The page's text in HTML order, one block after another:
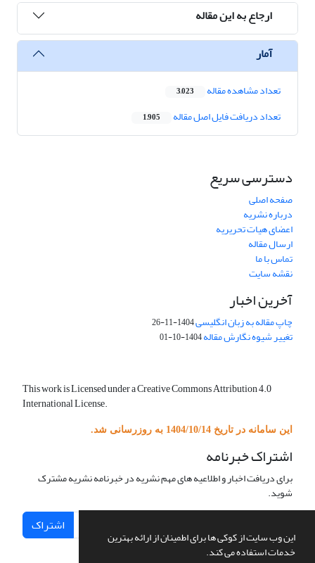
این وب سایت از کوکی ها برای اطمینان از ارائه بهترین
خدمات استفاده می کند.
ارجاع به این مقاله
آمار
تعداد مشاهده مقاله 3,023
تعداد دریافت فایل اصل مقاله 1,905
دسترسی سریع
صفحه اصلی
درباره نشریه
اعضای هیات تحریریه
ارسال مقاله
تماس با ما
نقشه سایت
آخرین اخبار
چاپ مقاله به زبان انگلیسی1404-11-26
تغییر شیوه نگارش مقاله1404-10-01
This work is Licensed under a Creative Commons Attribution 4.0
International License.
این سامانه در تاریخ 1404/10/14 به روزرسانی شد.
اشتراک خبرنامه
برای دریافت اخبار و اطلاعیه های مهم نشریه در خبرنامه نشریه مشترک
شوید.
اشتراک